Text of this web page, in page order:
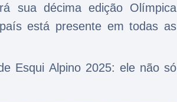
sua décima edição Olímpica
está presente em todas as
Esqui Alpino 2025: ele não só